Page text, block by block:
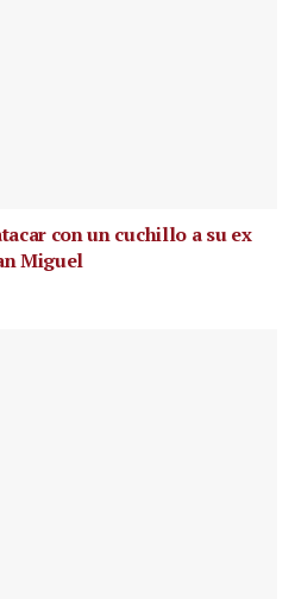
con un cuchillo a su ex
Miguel